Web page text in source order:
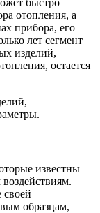
быстро
отопления, а
прибора, его
лет сегмент
изделий,
остается
известны
своей
образцам,